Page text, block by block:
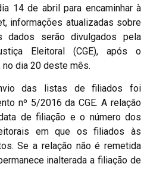
14 de abril para encaminhar à
informações atualizadas sobre
serão divulgados pela
Eleitoral (CGE), após o
dia 20 deste mês.
das listas de filiados foi
nº 5/2016 da CGE. A relação
de filiação e o número dos
em que os filiados às
Se a relação não é remetida
inalterada a filiação de